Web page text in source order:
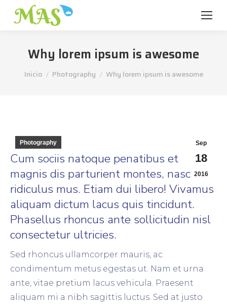
Why lorem ipsum is awesome
Estás aquí:
Inicio Photography Why lorem ipsum is awesome
Sep
18
2016
Photography
Cum sociis natoque penatibus et
magnis dis parturient montes, nascetur
ridiculus mus. Etiam dui libero! Vivamus
aliquam dictum lacus quis tincidunt.
Phasellus rhoncus ante sollicitudin nisl
consectetur ultricies.
Sed rhoncus ullamcorper mauris, ac
condimentum metus egestas ut. Nam et urna
ante, vitae pretium lacus vehicula. Praesent
aliquam mi a nibh sagittis luctus. Sed at justo